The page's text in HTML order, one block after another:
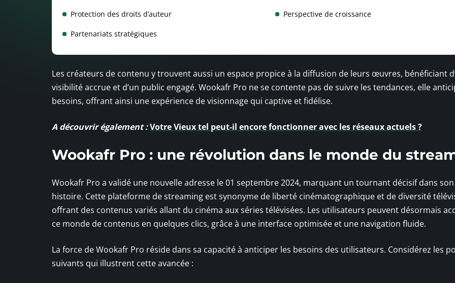
Protection des droits d’auteur Perspective de croissance
Partenariats stratégiques
Les créateurs de contenu y trouvent aussi un espace propice à la diffusion de leurs œuvres, bénéficiant
visibilité accrue et d’un public engagé. Wookafr Pro ne se contente pas de suivre les tendances, elle
besoins, offrant ainsi une expérience de visionnage qui captive et fidélise.
A découvrir également :Votre Vieux tel peut-il encore fonctionner avec les réseaux actuels ?
Wookafr Pro : une révolution dans le monde du
Wookafr Pro a validé une nouvelle adresse le 01 septembre 2024, marquant un tournant décisif dans son
histoire. Cette plateforme de streaming est synonyme de liberté cinématographique et de diversité
offrant des contenus variés allant du cinéma aux séries télévisées. Les utilisateurs peuvent désormais
ce monde de contenus en quelques clics, grâce à une interface optimisée et une navigation fluide.
La force de Wookafr Pro réside dans sa capacité à anticiper les besoins des utilisateurs. Considérez les
suivants qui illustrent cette avancée :